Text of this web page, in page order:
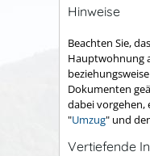
Hinweise
Beachten Sie,
Hauptwohnung
Dokumenten
dabei vorgehen,
"Umzug" und
Vertiefende